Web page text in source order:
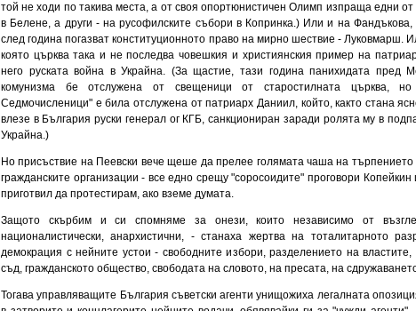
той не ходи по такива места, а от своя опортюнистичен Олимп изпраща едни
в Белене, а други - на русофилските събори в Копринка.) Или и на Фандъкова,
след година погазват конституционното право на мирно шествие -
която църква така и не последва човешкия и християнския пример на
него руската война в Украйна. (За щастие, тази година панихидата пред
комунизма бе отслужена от свещеници от старостилната църква,
Седмочисленици" е била отслужена от патриарх Даниил, който, както стана
влезе в България руски генерал ог КГБ, санкциониран заради ролята му в
Украйна.)
Но присъствие на Пеевски вече щеше да прелее голямата чаша на
гражданските организации - все едно срещу "соросоидите" проговори
приготвил да протестирам, ако вземе думата.
Защото скърбим и си спомняме за онези, които независимо от
националистически, анархистични, - станаха жертва на тоталитарното
демокрация с нейните устои - свободните избори, разделението на
съд, гражданското общество, свободата на словото, на пресата, на
Тогава управляващите България съветски агенти унищожиха легалната